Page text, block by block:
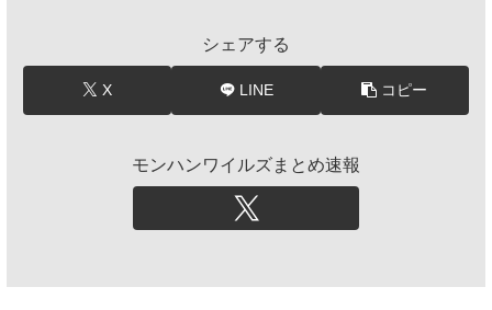
シェアする
X LINE コピー
モンハンワイルズまとめ速報